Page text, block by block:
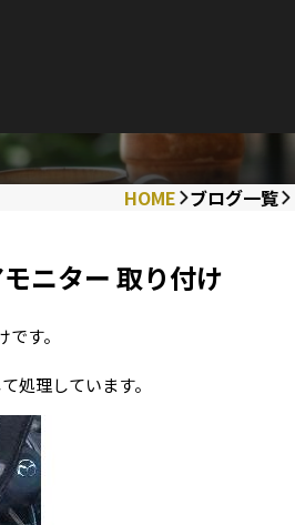
HOME ブログ一覧
ニター 取り付け
す。
処理しています。